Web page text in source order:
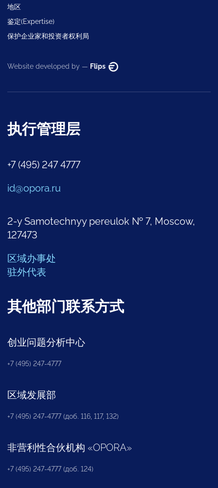
地区
鉴定(Expertise)
保护企业家和投资者权利局
Website developed by — Flips
执行管理层
+7 (495) 247 4777
id@opora.ru
2-y Samotechnyy pereulok № 7, Moscow,
127473
区域办事处
驻外代表
其他部门联系方式
创业问题分析中心
+7 (495) 247-4777
区域发展部
+7 (495) 247-4777 (доб. 116, 117, 132)
非营利性合伙机构 «OPORA»
+7 (495) 247-4777 (доб. 124)